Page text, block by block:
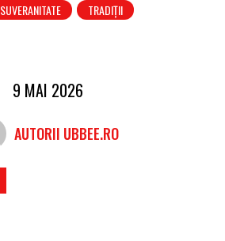
SUVERANITATE TRADIȚII
9 MAI 2026
AUTORII UBBEE.RO